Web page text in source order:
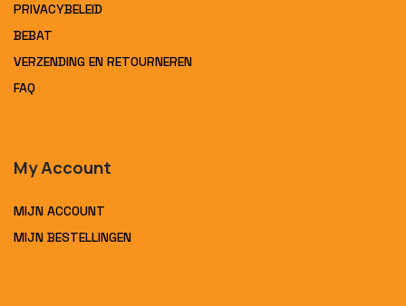
PRIVACYBELEID
BEBAT
VERZENDING EN RETOURNEREN
FAQ
My Account
MIJN ACCOUNT
MIJN BESTELLINGEN